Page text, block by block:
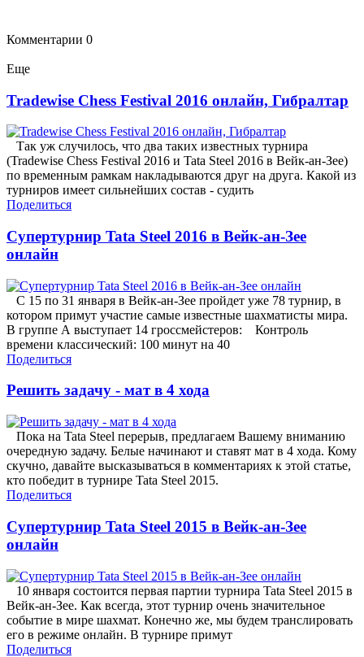
Комментарии 0
Еще
Tradewise Chess Festival 2016 онлайн, Гибралтар
Так уж случилось, что два таких известных турнира
(Tradewise Chess Festival 2016 и Tata Steel 2016 в Вейк-ан-Зее)
по временным рамкам накладываются друг на друга. Какой из
турниров имеет сильнейших состав - судить
Поделиться
Супертурнир Tata Steel 2016 в Вейк-ан-Зее
онлайн
С 15 по 31 января в Вейк-ан-Зее пройдет уже 78 турнир, в
котором примут участие самые известные шахматисты мира.
В группе А выступает 14 гроссмейстеров: Контроль
времени классический: 100 минут на 40
Поделиться
Решить задачу - мат в 4 хода
Пока на Tata Steel перерыв, предлагаем Вашему вниманию
очередную задачу. Белые начинают и ставят мат в 4 хода. Кому
скучно, давайте высказываться в комментариях к этой статье,
кто победит в турнире Tata Steel 2015.
Поделиться
Супертурнир Tata Steel 2015 в Вейк-ан-Зее
онлайн
10 января состоится первая партии турнира Tata Steel 2015 в
Вейк-ан-Зее. Как всегда, этот турнир очень значительное
событие в мире шахмат. Конечно же, мы будем транслировать
его в режиме онлайн. В турнире примут
Поделиться